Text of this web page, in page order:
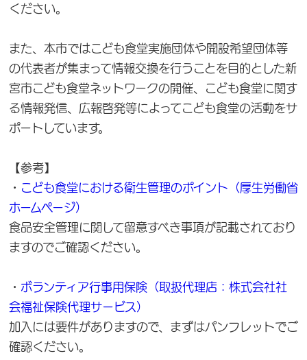
ください。
また、本市ではこども食堂実施団体や開設希望団体等
の代表者が集まって情報交換を行うことを目的とした新
宮市こども食堂ネットワークの開催、こども食堂に関す
る情報発信、広報啓発等によってこども食堂の活動をサ
ポートしています。
【参考】
・ こども食堂における衛生管理のポイント（厚生労働省
ホームページ）
食品安全管理に関して留意すべき事項が記載されており
ますのでご確認ください。
・ ボランティア行事用保険（取扱代理店：株式会社社
会福祉保険代理サービス）
加入には要件がありますので、まずはパンフレットでご
確認ください。